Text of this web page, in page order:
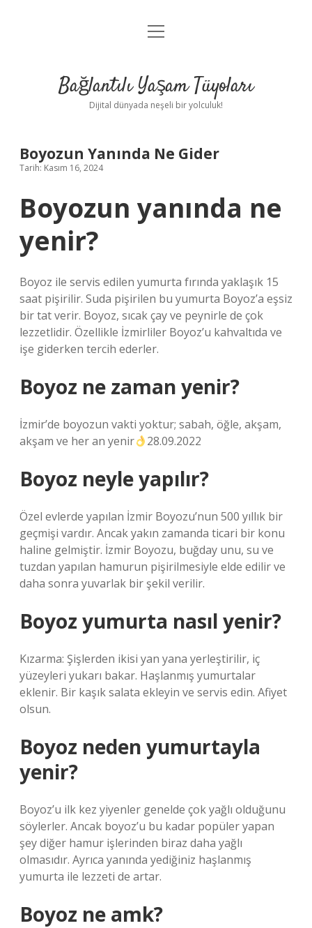
Anasayfa
Yasal Uyarı
menüyü
Bağlantılı Yaşam Tüyoları
Dijital dünyada neşeli bir yolculuk!
Boyozun Yanında Ne Gider
Tarih: Kasım 16, 2024
Boyozun yanında ne
yenir?
Boyoz ile servis edilen yumurta fırında yaklaşık 15
saat pişirilir. Suda pişirilen bu yumurta Boyoz’a eşsiz
bir tat verir. Boyoz, sıcak çay ve peynirle de çok
lezzetlidir. Özellikle İzmirliler Boyoz’u kahvaltıda ve
işe giderken tercih ederler.
Boyoz ne zaman yenir?
İzmir’de boyozun vakti yoktur; sabah, öğle, akşam,
akşam ve her an yenir
28.09.2022
Boyoz neyle yapılır?
Özel evlerde yapılan İzmir Boyozu’nun 500 yıllık bir
geçmişi vardır. Ancak yakın zamanda ticari bir konu
haline gelmiştir. İzmir Boyozu, buğday unu, su ve
tuzdan yapılan hamurun pişirilmesiyle elde edilir ve
daha sonra yuvarlak bir şekil verilir.
Boyoz yumurta nasıl yenir?
Kızarma: Şişlerden ikisi yan yana yerleştirilir, iç
yüzeyleri yukarı bakar. Haşlanmış yumurtalar
eklenir. Bir kaşık salata ekleyin ve servis edin. Afiyet
olsun.
Boyoz neden yumurtayla
yenir?
Boyoz’u ilk kez yiyenler genelde çok yağlı olduğunu
söylerler. Ancak boyoz’u bu kadar popüler yapan
şey diğer hamur işlerinden biraz daha yağlı
olmasıdır. Ayrıca yanında yediğiniz haşlanmış
yumurta ile lezzeti de artar.
Boyoz ne amk?